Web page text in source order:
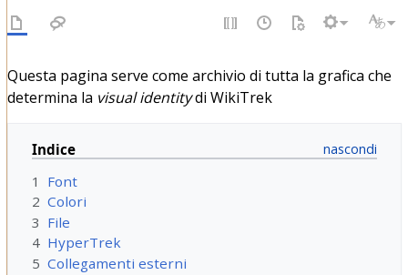
Questa pagina serve come archivio di tutta la grafica che
determina la visual identitydi WikiTrek
Indice
1
Font
2 Colori
3 File
4 HyperTrek
5 Collegamenti esterni